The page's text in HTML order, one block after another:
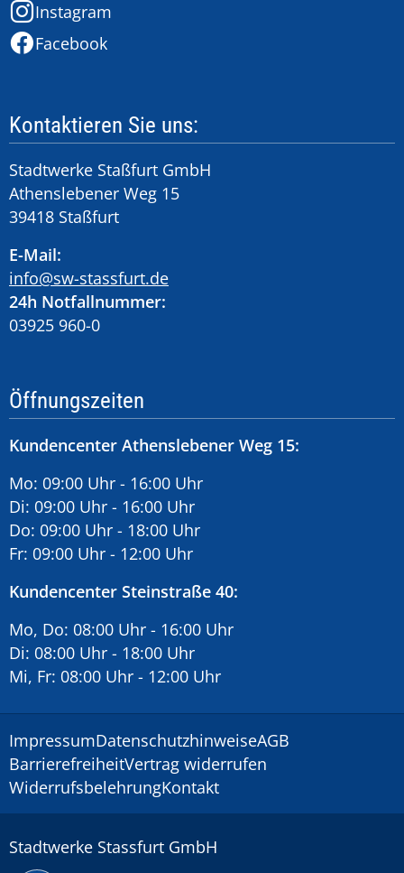
Instagram
Facebook
Kontaktieren Sie uns:
Stadtwerke Staßfurt GmbH
Athenslebener Weg 15
39418 Staßfurt
E-Mail:
info@sw-stassfurt.de
24h Notfallnummer:
03925 960-0
Öffnungszeiten
Kundencenter Athenslebener Weg 15:
Mo: 09:00 Uhr - 16:00 Uhr
Di: 09:00 Uhr - 16:00 Uhr
Do: 09:00 Uhr - 18:00 Uhr
Fr: 09:00 Uhr - 12:00 Uhr
Kundencenter Steinstraße 40:
Mo, Do: 08:00 Uhr - 16:00 Uhr
Di: 08:00 Uhr - 18:00 Uhr
Mi, Fr: 08:00 Uhr - 12:00 Uhr
ImpressumDatenschutzhinweiseAGB
BarrierefreiheitVertrag widerrufen
WiderrufsbelehrungKontakt
Stadtwerke Stassfurt GmbH